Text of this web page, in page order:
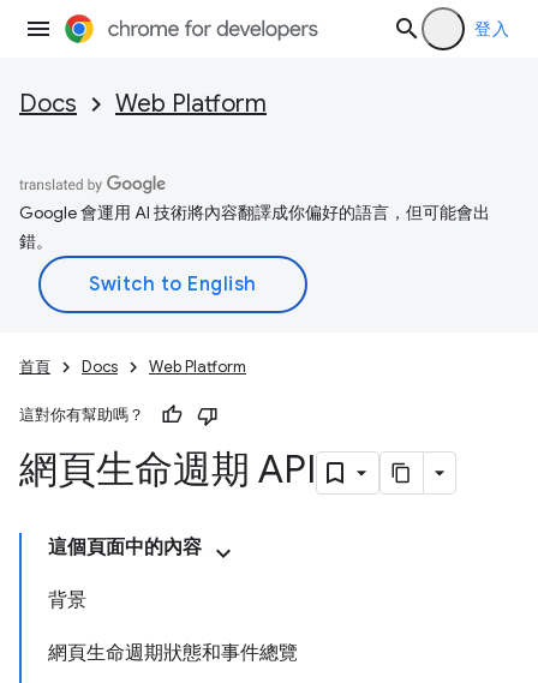
登入
Docs Web Platform
Google 會運用 AI 技術將內容翻譯成你偏好的語言，但可能會出
錯。
首頁 Docs Web Platform
這對你有幫助嗎？
網頁生命週期 API
這個頁面中的內容
背景
網頁生命週期狀態和事件總覽